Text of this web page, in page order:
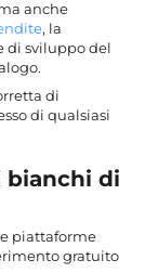
anche
, la
di sviluppo del
di
di qualsiasi
bianchi di
piattaforme
gratuito